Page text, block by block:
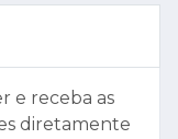
e receba as
diretamente